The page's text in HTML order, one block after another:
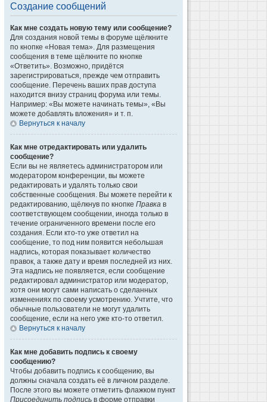
Создание сообщений
Как мне создать новую тему или сообщение?
Для создания новой темы в форуме щёлкните
по кнопке «Новая тема». Для размещения
сообщения в теме щёлкните по кнопке
«Ответить». Возможно, придётся
зарегистрироваться, прежде чем отправить
сообщение. Перечень ваших прав доступа
находится внизу страниц форума или темы.
Например: «Вы можете начинать темы», «Вы
можете добавлять вложения» и т. п.
Вернуться к началу
Как мне отредактировать или удалить
сообщение?
Если вы не являетесь администратором или
модератором конференции, вы можете
редактировать и удалять только свои
собственные сообщения. Вы можете перейти к
редактированию, щёлкнув по кнопке Правка в
соответствующем сообщении, иногда только в
течение ограниченного времени после его
создания. Если кто-то уже ответил на
сообщение, то под ним появится небольшая
надпись, которая показывает количество
правок, а также дату и время последней из них.
Эта надпись не появляется, если сообщение
редактировал администратор или модератор,
хотя они могут сами написать о сделанных
изменениях по своему усмотрению. Учтите, что
обычные пользователи не могут удалить
сообщение, если на него уже кто-то ответил.
Вернуться к началу
Как мне добавить подпись к своему
сообщению?
Чтобы добавить подпись к сообщению, вы
должны сначала создать её в личном разделе.
После этого вы можете отметить флажком пункт
Присоединить подпись в форме отправки